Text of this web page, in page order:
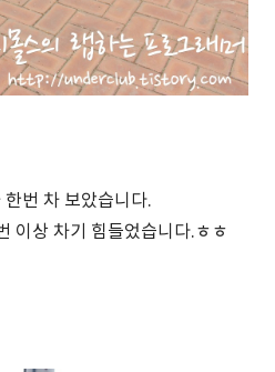
번 차 보았습니다.
이상 차기 힘들었습니다.ㅎㅎ